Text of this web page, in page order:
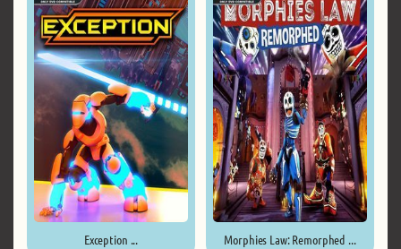
Exception ... Morphies Law: Remorphed ...